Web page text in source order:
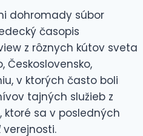
dohromady súbor
časopis
z rôznych kútov sveta
Československo,
v ktorých často boli
tajných služieb z
sa v posledných